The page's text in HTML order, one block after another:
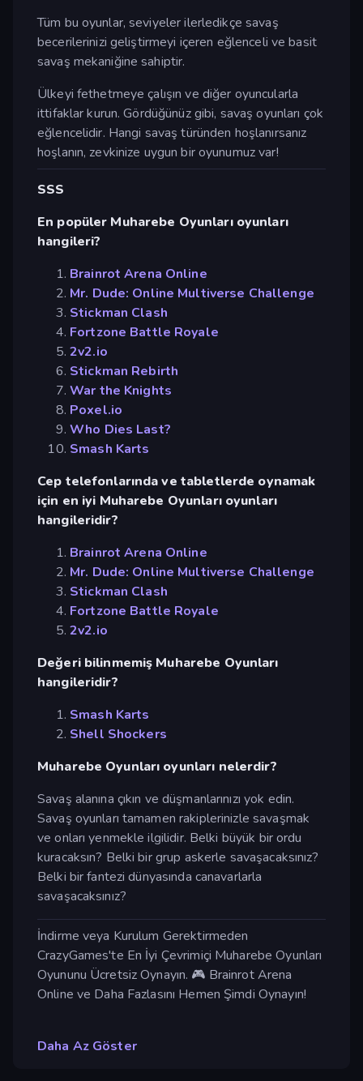
Tüm bu oyunlar, seviyeler ilerledikçe savaş
becerilerinizi geliştirmeyi içeren eğlenceli ve basit
savaş mekaniğine sahiptir.
Ülkeyi fethetmeye çalışın ve diğer oyuncularla
ittifaklar kurun. Gördüğünüz gibi, savaş oyunları çok
eğlencelidir. Hangi savaş türünden hoşlanırsanız
hoşlanın, zevkinize uygun bir oyunumuz var!
SSS
En popüler Muharebe Oyunları oyunları
hangileri?
Brainrot Arena Online
Mr. Dude: Online Multiverse Challenge
Stickman Clash
Fortzone Battle Royale
2v2.io
Stickman Rebirth
War the Knights
Poxel.io
Who Dies Last?
Smash Karts
Cep telefonlarında ve tabletlerde oynamak
için en iyi Muharebe Oyunları oyunları
hangileridir?
Brainrot Arena Online
Mr. Dude: Online Multiverse Challenge
Stickman Clash
Fortzone Battle Royale
2v2.io
Değeri bilinmemiş Muharebe Oyunları
hangileridir?
Smash Karts
Shell Shockers
Muharebe Oyunları oyunları nelerdir?
Savaş alanına çıkın ve düşmanlarınızı yok edin.
Savaş oyunları tamamen rakiplerinizle savaşmak
ve onları yenmekle ilgilidir. Belki büyük bir ordu
kuracaksın? Belki bir grup askerle savaşacaksınız?
Belki bir fantezi dünyasında canavarlarla
savaşacaksınız?
İndirme veya Kurulum Gerektirmeden
CrazyGames'te En İyi Çevrimiçi Muharebe Oyunları
Oyununu Ücretsiz Oynayın. 🎮 Brainrot Arena
Online ve Daha Fazlasını Hemen Şimdi Oynayın!
Daha Az Göster